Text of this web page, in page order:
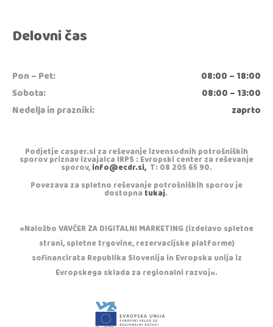
Delovni čas
Pon – Pet:
08:00 – 18:00
Sobota:
08:00 – 13:00
Nedelja in prazniki:
zaprto
Podjetje casper.si za reševanje izvensodnih potrošniških
sporov priznav izvajalca IRPS : Evropski center za reševanje
sporov,info@ecdr.si, T: 08 205 65 90.
Povezava za spletno reševanje potrošniških sporov je
dostopnatukaj.
»Naložbo VAVČER ZA DIGITALNI MARKETING (izdelavo spletne
strani, spletne trgovine, rezervacijske platforme)
sofinancirata Republika Slovenija in Evropska unija iz
Evropskega sklada za regionalni razvoj«.